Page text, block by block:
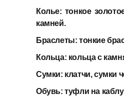
Колье: тонкое
камней.
Браслеты: тонкие
Кольца: кольца с
Сумки: клатчи, сумки
Обувь: туфли на